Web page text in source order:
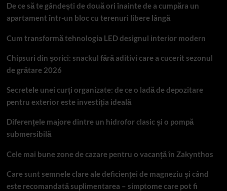
De ce să te gândești de două ori înainte de a cumpăra un
apartament într-un bloc cu terenuri libere lângă
Cum transformă tehnologia LED designul interior modern
Chipsuri din șorici: snackul fără aditivi care a cucerit sezonul
de grătare 2026
Secretele unei curți organizate: de ce o ladă de depozitare
pentru exterior este investiția ideală
Diferențele majore dintre un hidrofor clasic și o pompă
submersibilă
Cele mai bune zone de cazare pentru o vacanță în Zakynthos
Care sunt semnele clare ale deficienței de magneziu și când
este recomandată suplimentarea – simptome care pot fi